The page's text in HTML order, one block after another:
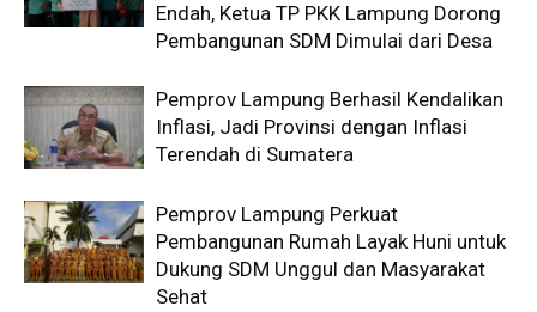
Endah, Ketua TP PKK Lampung Dorong
Pembangunan SDM Dimulai dari Desa
Pemprov Lampung Berhasil Kendalikan
Inflasi, Jadi Provinsi dengan Inflasi
Terendah di Sumatera
Pemprov Lampung Perkuat
Pembangunan Rumah Layak Huni untuk
Dukung SDM Unggul dan Masyarakat
Sehat